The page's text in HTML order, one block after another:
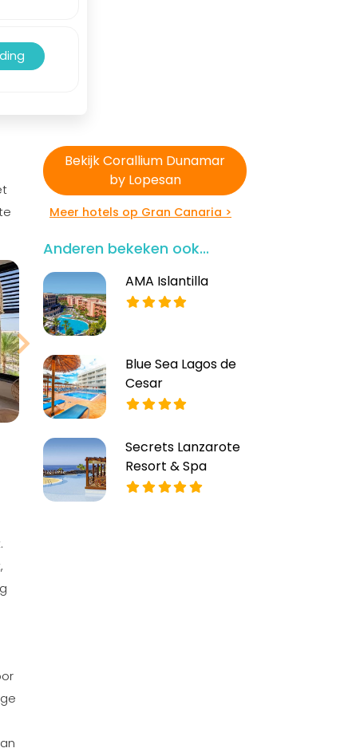
Bekijk Corallium Dunamar
by Lopesan
Meer hotels op Gran Canaria >
Anderen bekeken ook...
AMA Islantilla
Blue Sea Lagos de
Cesar
Secrets Lanzarote
Resort & Spa